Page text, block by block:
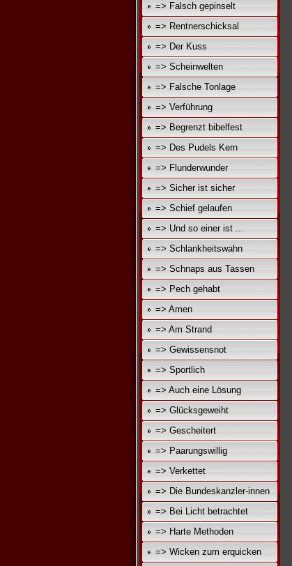
=> Falsch gepinselt
=> Rentnerschicksal
=> Der Kuss
=> Scheinwelten
=> Falsche Tonlage
=> Verführung
=> Begrenzt bibelfest
=> Des Pudels Kern
=> Flunderwunder
=> Sicher ist sicher
=> Schief gelaufen
=> Und so einer ist ...
=> Schlankheitswahn
=> Schnaps aus Tassen
=> Pech gehabt
=> Amen
=> Am Strand
=> Gewissensnot
=> Sportlich
=> Auch eine Lösung
=> Glücksgeweiht
=> Gescheitert
=> Paarungswillig
=> Verkettet
=> Die Bundeskanzler-innen
=> Bei Licht betrachtet
=> Harte Methoden
=> Wicken zum erquicken